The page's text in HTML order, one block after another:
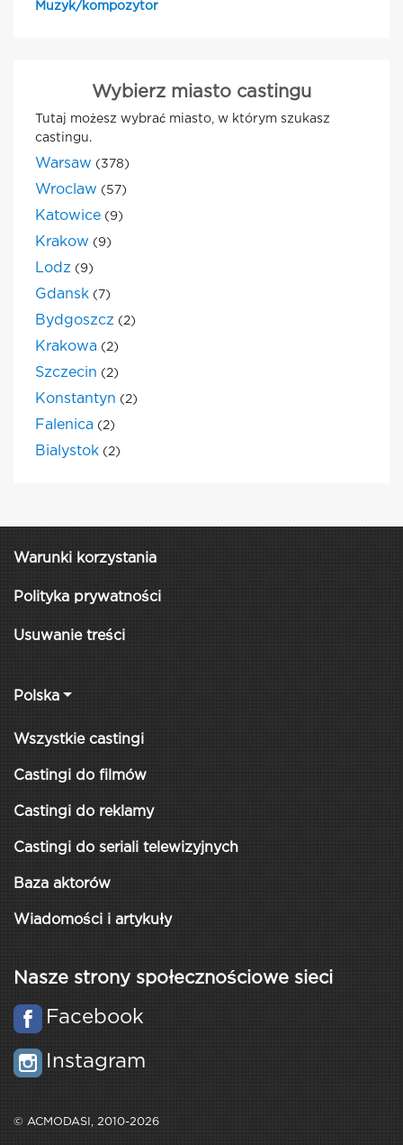
Muzyk/kompozytor
Wybierz miasto castingu
Tutaj możesz wybrać miasto, w którym szukasz
castingu.
Warsaw (378)
Wroclaw (57)
Katowice (9)
Krakow (9)
Lodz (9)
Gdansk (7)
Bydgoszcz (2)
Krakowa (2)
Szczecin (2)
Konstantyn (2)
Falenica (2)
Bialystok (2)
Warunki korzystania
Polityka prywatności
Usuwanie treści
Polska
Wszystkie castingi
Castingi do filmów
Castingi do reklamy
Castingi do seriali telewizyjnych
Baza aktorów
Wiadomości i artykuły
Nasze strony społecznościowe sieci
Facebook
Instagram
© ACMODASI, 2010-2026